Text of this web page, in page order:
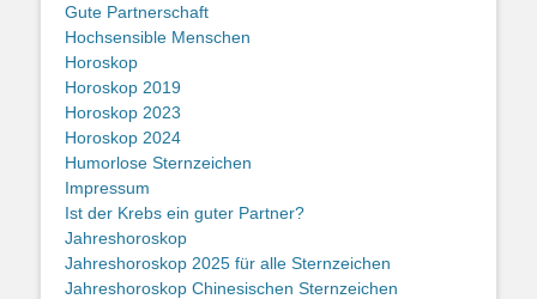
Gute Partnerschaft
Hochsensible Menschen
Horoskop
Horoskop 2019
Horoskop 2023
Horoskop 2024
Humorlose Sternzeichen
Impressum
Ist der Krebs ein guter Partner?
Jahreshoroskop
Jahreshoroskop 2025 für alle Sternzeichen
Jahreshoroskop Chinesischen Sternzeichen